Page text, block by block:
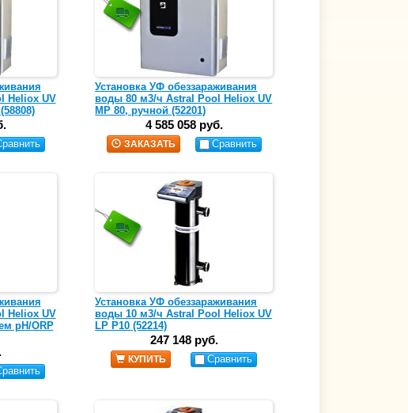
Heliox UV
Установка УФ обеззараживания
воды 80 м3/ч Astral Pool Heliox UV
MP 80, ручной (52201)
4 585 058 руб.
ЗАКАЗАТЬ Сравнить
Heliox UV
pH/ORP
Установка УФ обеззараживания
воды 10 м3/ч Astral Pool Heliox UV
LP P10 (52214)
247 148 руб.
КУПИТЬ Сравнить